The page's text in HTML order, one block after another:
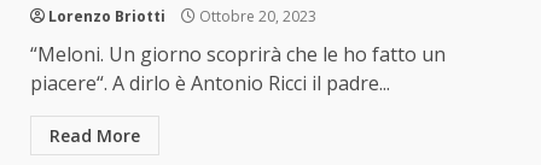
Lorenzo Briotti Ottobre 20, 2023
“Meloni. Un giorno scoprirà che le ho fatto un
piacere“. A dirlo è Antonio Ricci il padre...
Read More